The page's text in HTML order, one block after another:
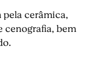
pela cerâmica,
cenografia, bem